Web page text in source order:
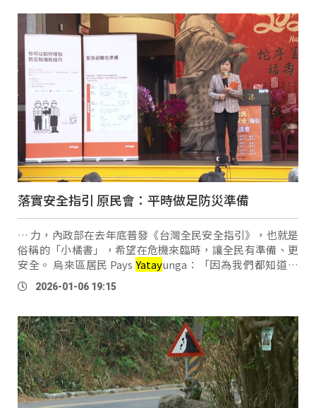
落實安全指引 原民會：平時做足防災準備
… 力，內政部在去年底普發《台灣全民安全指引》，也就是
俗稱的「小橘書」，希望在危機來臨時，讓全民有準備、更
安全。 烏來區居民 Pays Yatayunga：「因為我們都知道最
近有天災、很多的天災，不管是地震、颱風，其實這個都是
很必要的，所以我是覺得說，這是一個很棒的政 …
2026-01-06 19:15